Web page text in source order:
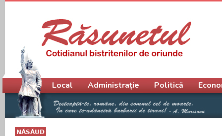
NĂSĂUD
Meniu principal
Local Administrație Politică